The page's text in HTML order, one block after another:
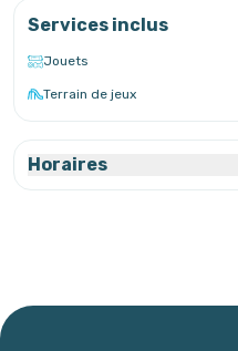
Services inclus
Jouets
Terrain de jeux
Horaires